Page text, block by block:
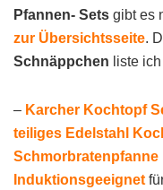
Pfannen- Sets gibt es
zur Übersichtsseite.
Schnäppchen liste
– Karcher Kochtopf
teiliges Edelstahl
Induktionsgeeignet